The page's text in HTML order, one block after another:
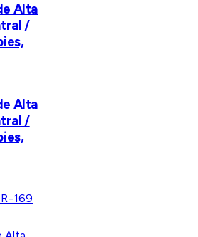
Alta
/
Alta
/
169